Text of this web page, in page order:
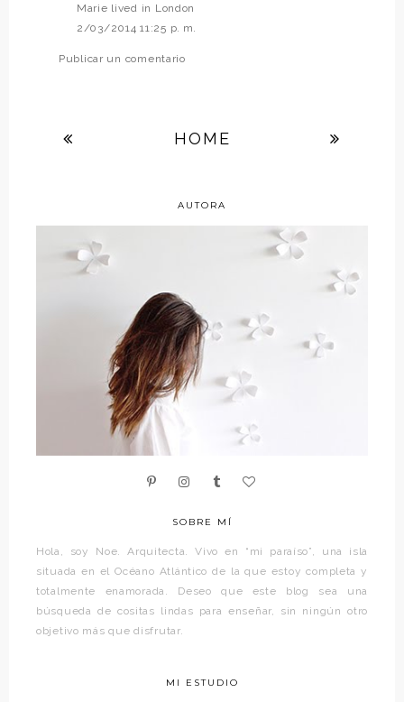
Marie lived in London
2/03/2014 11:25 p. m.
Publicar un comentario
HOME
AUTORA
SOBRE MÍ
Hola, soy Noe. Arquitecta. Vivo en “mi paraíso”, una isla
situada en el Océano Atlántico de la que estoy completa y
totalmente enamorada. Deseo que este blog sea una
búsqueda de cositas lindas para enseñar, sin ningún otro
objetivo más que disfrutar.
MI ESTUDIO